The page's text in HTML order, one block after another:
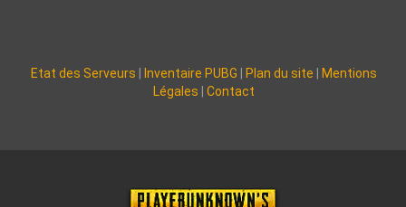
Etat des Serveurs Inventaire PUBG Plan du site
Mentions
Légales
Contact